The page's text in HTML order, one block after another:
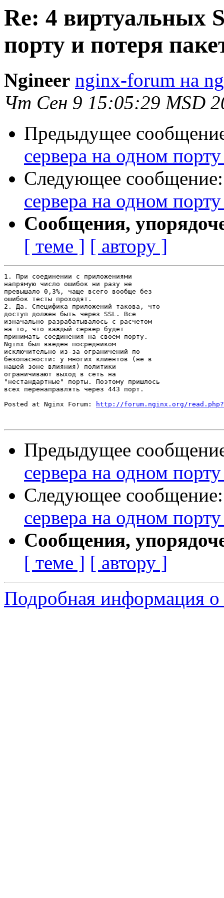
Re: 4 виртуальных
порту и потеря
Ngineer nginx-forum на
Чт Сен 9 15:05:29 MSD
Предыдущее
сервера на одном
Следующее
сервера на одном
Сообщения,
[ теме ] [ автору ]
1. При соединении с приложениями
напрямую число ошибок ни разу не
превышало 0,3%, чаще всего вообще без
ошибок тесты проходят.
2. Да. Специфика приложений такова, что
доступ должен быть через SSL. Все
изначально разрабатывалось с расчетом
на то, что каждый сервер будет
принимать соединения на своем порту.
Nginx был введен посредником
исключительно из-за ограничений по
безопасности: у многих клиентов (не в
нашей зоне влияния) политики
ограничивают выход в сеть на
"нестандартные" порты. Поэтому пришлось
всех перенаправлять через 443 порт.
Posted at Nginx Forum:
http://forum.nginx.org/
Предыдущее
сервера на одном
Следующее
сервера на одном
Сообщения,
[ теме ] [ автору ]
Подробная информация